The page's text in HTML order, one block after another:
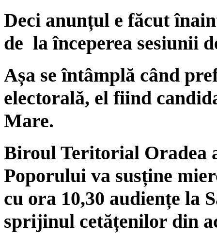
Deci anunțul e făcut
de la începerea sesiunii
Așa se întâmplă când
electorală, el fiind
Mare.
Biroul Teritorial Oradea
Poporului va susține
cu ora 10,30 audiențe la
sprijinul cetățenilor din